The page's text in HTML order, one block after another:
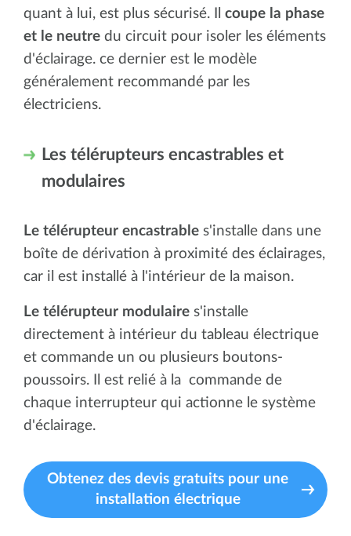
quant à lui, est plus sécurisé. Il coupe la phase
et le neutre du circuit pour isoler les éléments
d'éclairage. ce dernier est le modèle
généralement recommandé par les
électriciens.
Les télérupteurs encastrables et
modulaires
Le télérupteur encastrable s'installe dans une
boîte de dérivation à proximité des éclairages,
car il est installé à l'intérieur de la maison.
Le télérupteur modulaire s'installe
directement à intérieur du tableau électrique
et commande un ou plusieurs boutons-
poussoirs. Il est relié à la commande de
chaque interrupteur qui actionne le système
d'éclairage.
Obtenez des devis gratuits pour une
installation électrique